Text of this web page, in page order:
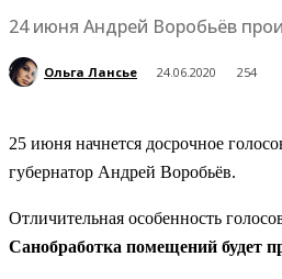
24 июня Андрей Воробьёв
Ольга Лансье 24.06.2020 254
25 июня начнется досрочное
губернатор Андрей Воробьёв.
Отличительная особенность
Санобработка помещений будет